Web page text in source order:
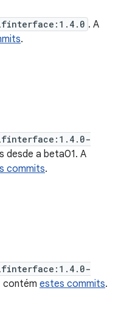
. A
.
desde a beta01. A
commits.
contém estes commits.